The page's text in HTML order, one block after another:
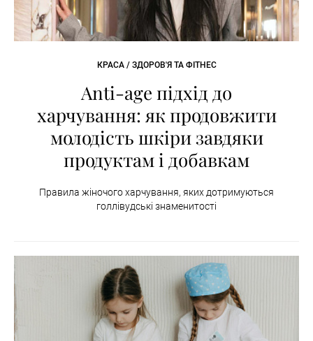
КРАСА / ЗДОРОВ'Я ТА ФІТНЕС
Anti-age підхід до
харчування: як продовжити
молодість шкіри завдяки
продуктам і добавкам
Правила жіночого харчування, яких дотримуються
голлівудські знаменитості